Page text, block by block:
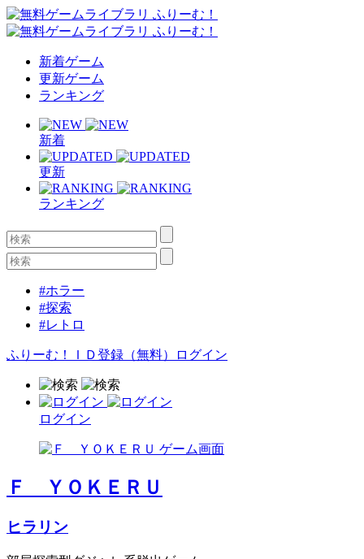
新着ゲーム
更新ゲーム
ランキング
新着
更新
ランキング
#ホラー
#探索
#レトロ
ふりーむ！ＩＤ登録（無料） ログイン
ログイン
Ｆ ＹＯＫＥＲＵ
ヒラリン